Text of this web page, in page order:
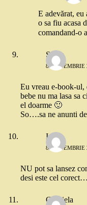
E adevărat, eu
o sa fiu acasa
comandand-o
Silvia
8
Eu vreau e-book-ul,
bebe nu ma lasa sa
el doarme 🙂
So….sa ne anunti
Ina
8
NU pot sa lansez
desi este cel corect…
Gabriela